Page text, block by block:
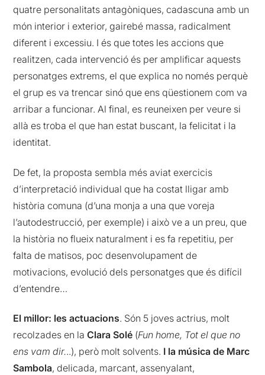
quatre personalitats antagòniques, cadascuna amb un
món interior i exterior, gairebé massa, radicalment
diferent i excessiu. I és que totes les accions que
realitzen, cada intervenció és per amplificar aquests
personatges extrems, el que explica no només perquè
el grup es va trencar sinó que ens qüestionem com va
arribar a funcionar. Al final, es reuneixen per veure si
allà es troba el que han estat buscant, la felicitat i la
identitat.
De fet, la proposta sembla més aviat exercicis
d’interpretació individual que ha costat lligar amb
història comuna (d’una monja a una que voreja
l’autodestrucció, per exemple) i això ve a un preu, que
la història no flueix naturalment i es fa repetitiu, per
falta de matisos, poc desenvolupament de
motivacions, evolució dels personatges que és difícil
d’entendre…
El millor: les actuacions. Són 5 joves actrius, molt
recolzades en laClara Solé (Fun home, Tot el que no
ens vam dir...), però molt solvents. I la música de Marc
Sambola, delicada, marcant, assenyalant,